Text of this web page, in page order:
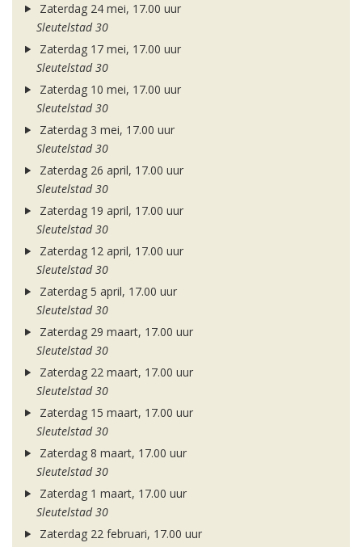
Zaterdag 24 mei, 17.00 uur
Sleutelstad 30
Zaterdag 17 mei, 17.00 uur
Sleutelstad 30
Zaterdag 10 mei, 17.00 uur
Sleutelstad 30
Zaterdag 3 mei, 17.00 uur
Sleutelstad 30
Zaterdag 26 april, 17.00 uur
Sleutelstad 30
Zaterdag 19 april, 17.00 uur
Sleutelstad 30
Zaterdag 12 april, 17.00 uur
Sleutelstad 30
Zaterdag 5 april, 17.00 uur
Sleutelstad 30
Zaterdag 29 maart, 17.00 uur
Sleutelstad 30
Zaterdag 22 maart, 17.00 uur
Sleutelstad 30
Zaterdag 15 maart, 17.00 uur
Sleutelstad 30
Zaterdag 8 maart, 17.00 uur
Sleutelstad 30
Zaterdag 1 maart, 17.00 uur
Sleutelstad 30
Zaterdag 22 februari, 17.00 uur